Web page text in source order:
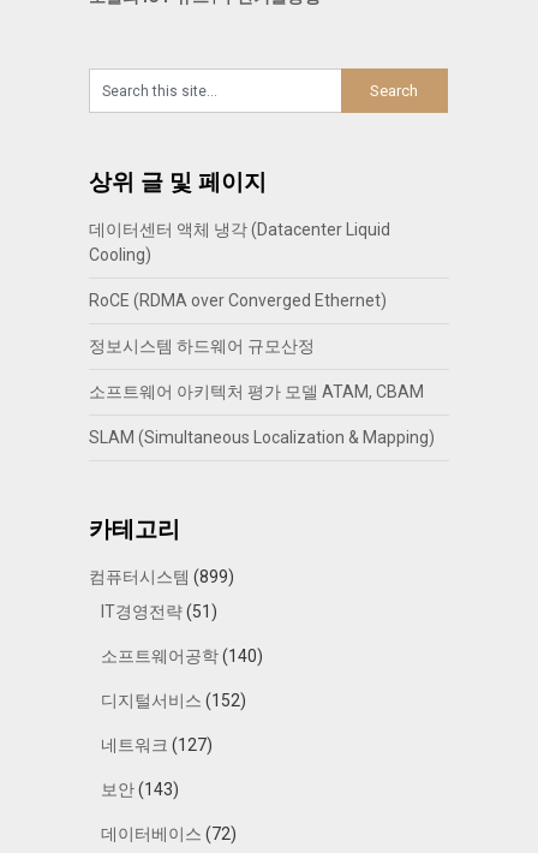
상위 글 및 페이지
데이터센터 액체 냉각 (Datacenter Liquid
Cooling)
RoCE (RDMA over Converged Ethernet)
정보시스템 하드웨어 규모산정
소프트웨어 아키텍처 평가 모델 ATAM, CBAM
SLAM (Simultaneous Localization & Mapping)
카테고리
컴퓨터시스템 (899)
IT경영전략(51)
소프트웨어공학(140)
디지털서비스 (152)
네트워크 (127)
보안(143)
데이터베이스 (72)